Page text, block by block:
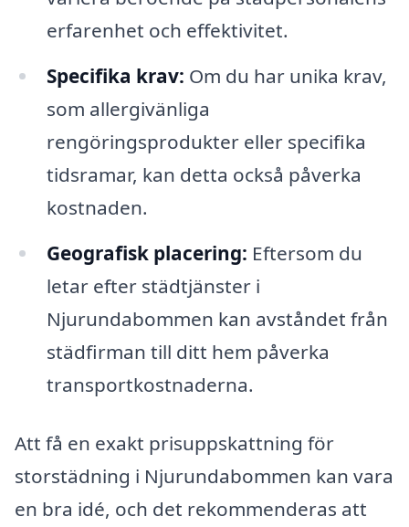
erfarenhet och effektivitet.
Specifika krav: Om du har unika krav,
som allergivänliga
rengöringsprodukter eller specifika
tidsramar, kan detta också påverka
kostnaden.
Geografisk placering: Eftersom du
letar efter städtjänster i
Njurundabommen kan avståndet från
städfirman till ditt hem påverka
transportkostnaderna.
Att få en exakt prisuppskattning för
storstädning i Njurundabommen kan vara
en bra idé, och det rekommenderas att